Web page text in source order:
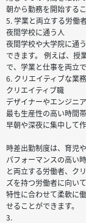
朝から勤務を開始するこ
5. 学業と両立する労働
夜間学校に通う人
夜間学校や大学院に通
できます。 例えば、授
で、学業と仕事を両立で
6. クリエイティブな業
クリエイティブ職
デザイナーやエンジニ
最も生産性の高い時間
早朝や深夜に集中して
時差出勤制度は、育児
パフォーマンスの高い
と両立する労働者、ク
ズを持つ労働者に向い
特性に合わせて柔軟に
せることができます。
3.